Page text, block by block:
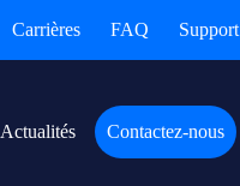
Carrières FAQ Support
Actualités Contactez-nous